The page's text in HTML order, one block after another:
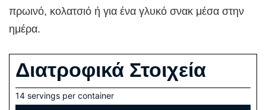
πρωινό, κολατσιό ή για ένα γλυκό σνακ μέσα στην
ημέρα.
Διατροφικά Στοιχεία
14 servings per container